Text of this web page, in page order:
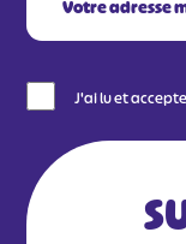
J'ai lu et
#